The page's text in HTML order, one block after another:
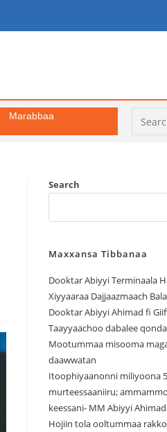
Marabbaa
Search
Maxxansa Tibbanaa
Dooktar Abiyyi Terminaala
Xiyyaaraa Dajjaazmaach
Dooktar Abiyyi Ahimad fi
Taayyaachoo dabalee
Mootummaa misooma
daawwatan
Itoophiyaanonni miliyoona
murteessaaniiru;
keessani- MM Abiyyi
Hojiin tola ooltummaa